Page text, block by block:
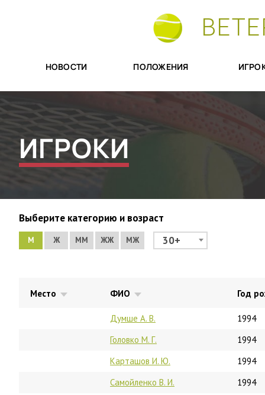
НОВОСТИ ПОЛОЖЕНИЯ
ИГРОКИ
Выберите категорию и возраст
М Ж ММ ЖЖ МЖ 30+
Место ФИО Год
Думше А. В.
1994
Головко М. Г.
1994
Карташов И. Ю.
1994
Самойленко В. И.
1994